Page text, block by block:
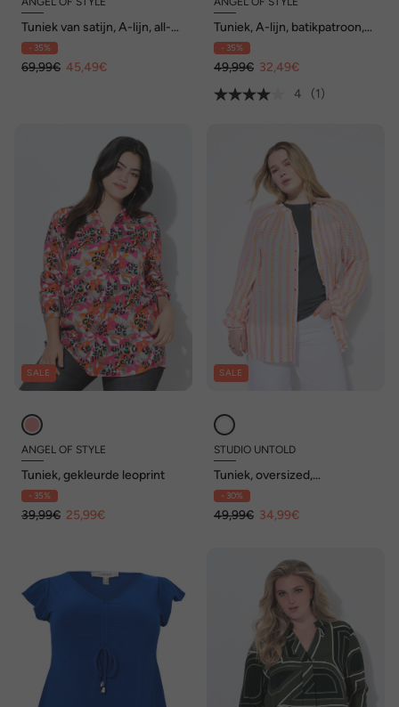
Tuniek van satijn, A-lijn, all-
over print, lange mouwen
- 35%
69,99€ 45,49€
Tuniek, A-lijn, batikpatroon,
korte mouwen
- 35%
49,99€ 32,49€
4
(1)
SALE
ANGEL OF STYLE
Tuniek, gekleurde leoprint
- 35%
39,99€ 25,99€
SALE
STUDIO UNTOLD
Tuniek, oversized,
structuurstrepen
- 30%
49,99€ 34,99€